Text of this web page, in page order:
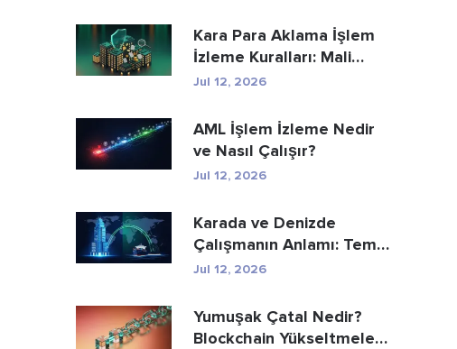
Kara Para Aklama İşlem
İzleme Kuralları: Mali
Suçları Nasıl...
Jul 12, 2026
AML İşlem İzleme Nedir
ve Nasıl Çalışır?
Jul 12, 2026
Karada ve Denizde
Çalışmanın Anlamı: Temel
Farklar Açıkland...
Jul 12, 2026
Yumuşak Çatal Nedir?
Blockchain Yükseltmeleri